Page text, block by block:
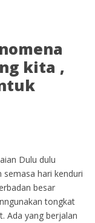
kita ,
Dulu dulu
semasa hari kenduri
besar
tongkat
Ada yang berjalan